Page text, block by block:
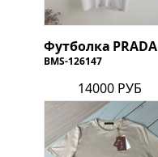
Футболка PRADA
BMS-126147
14000 РУБ